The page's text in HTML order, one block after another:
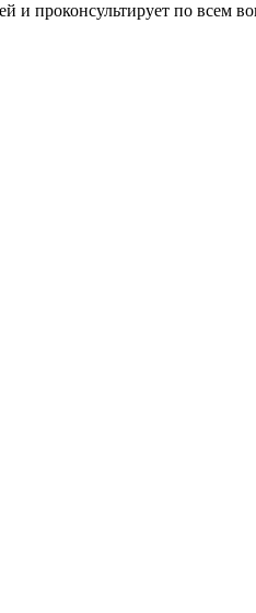
и проконсультирует по